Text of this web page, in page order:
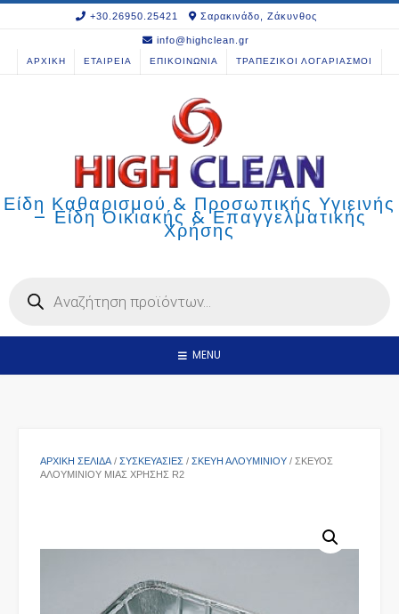
+30.26950.25421 Σαρακινάδο, Ζάκυνθος
info@highclean.gr
ΑΡΧΙΚΗ ΕΤΑΙΡΕΙΑ ΕΠΙΚΟΙΝΩΝΙΑ ΤΡΑΠΕΖΙΚΟΙ ΛΟΓΑΡΙΑΣΜΟΙ
Είδη Καθαρισμού & Προσωπικής Υγιεινής
– Είδη Οικιακής & Επαγγελματικής
Χρήσης
search
MENU
ΑΡΧΙΚΉ ΣΕΛΊΔΑ / ΣΥΣΚΕΥΑΣΙΕΣ / ΣΚΕΎΗ ΑΛΟΥΜΙΝΊΟΥ / ΣΚΕΎΟΣ
ΑΛΟΥΜΙΝΊΟΥ ΜΙΑΣ ΧΡΉΣΗΣ R2